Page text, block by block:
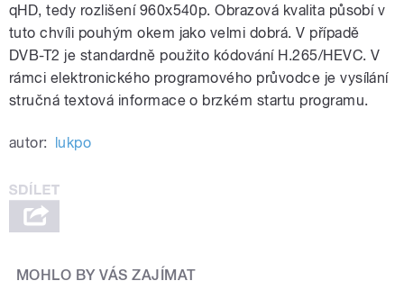
qHD, tedy rozlišení 960x540p. Obrazová kvalita působí v
tuto chvíli pouhým okem jako velmi dobrá. V případě
DVB-T2 je standardně použito kódování H.265/HEVC. V
rámci elektronického programového průvodce je vysílání
stručná textová informace o brzkém startu programu.
autor: lukpo
MOHLO BY VÁS ZAJÍMAT